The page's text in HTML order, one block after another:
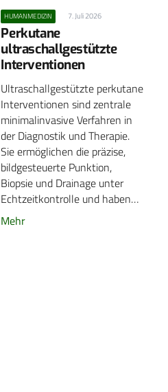
HUMANMEDIZIN 7. Juli 2026
Perkutane
ultraschallgestützte
Interventionen
Ultraschallgestützte perkutane
Interventionen sind zentrale
minimalinvasive Verfahren in
der Diagnostik und Therapie.
Sie ermöglichen die präzise,
bildgesteuerte Punktion,
Biopsie und Drainage unter
Echtzeitkontrolle und haben…
Mehr